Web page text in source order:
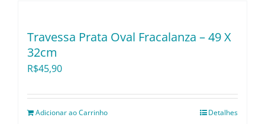
Travessa Prata Oval Fracalanza – 49 X
32cm
R$45,90
Adicionar ao Carrinho Detalhes